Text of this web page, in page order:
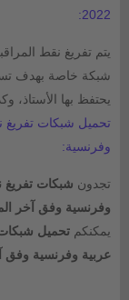
2022:
يتم تفريغ نقط
شبكة خاصة بهدف
يحتفظ بها الأستاذ،
تحميل شبكات تفريغ
وفرنسية:
تجدون شبكات تفريغ
وفرنسية وفق آخر
يمكنكم تحميل
عربية وفرنسية وفق